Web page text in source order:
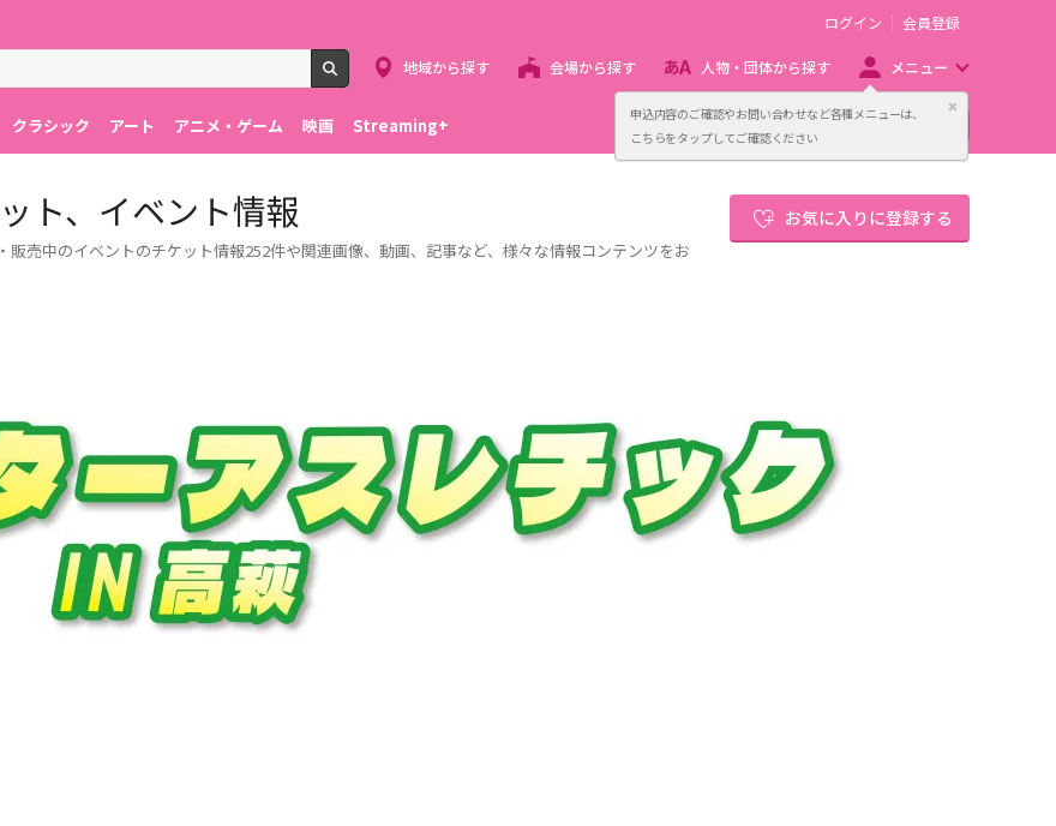
申込内容のご確認やお問い合わせなど各種メニューは、
こちらをタップしてご確認ください
閉じる
検索
ログイン 会員登録
地域から探す 会場から探す 人物・団体から探す メニュー
クラシック アート アニメ・ゲーム 映画 Streaming+ 主催者向け販売サービス
ト、イベント情報
売中のイベントのチケット情報252件や関連画像、動画、記事など、様々な情報コンテンツをお
お気に入りに登録する